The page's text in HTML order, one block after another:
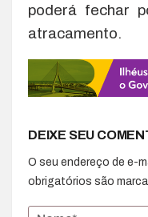
poderá fechar
atracamento.
DEIXE SEU
O seu endereço de e-
obrigatórios são